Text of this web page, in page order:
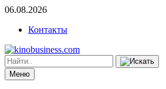
06.08.2026
Контакты
Меню